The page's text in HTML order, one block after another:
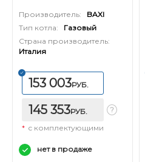
Производитель:
BAXI
Тип котла:
Газовый
Страна производитель:
Италия
153 003РУБ.
145 353РУБ.
* с комплектующими
нет в продаже